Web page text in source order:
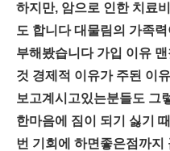
하지만, 암으로 인한 치료
도 합니다 대물림의 가족
부해봤습니다 가입 이유
것 경제적 이유가 주된 이
보고계시고있는분들도 그
한마음에 짐이 되기 싫기
번 기회에 하면좋은점까지